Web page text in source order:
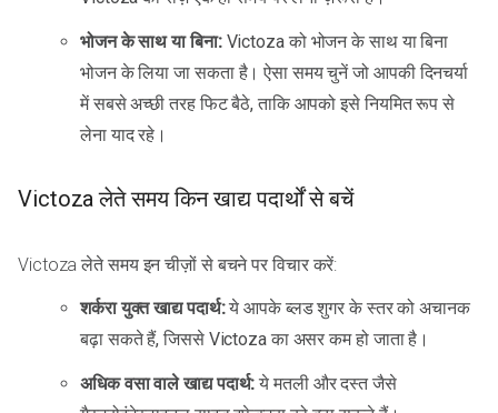
भोजन के साथ या बिना:Victoza को भोजन के साथ या बिना
भोजन के लिया जा सकता है। ऐसा समय चुनें जो आपकी दिनचर्या
में सबसे अच्छी तरह फिट बैठे, ताकि आपको इसे नियमित रूप से
लेना याद रहे।
Victoza लेते समय किन खाद्य पदार्थों से बचें
Victoza लेते समय इन चीज़ों से बचने पर विचार करें:
शर्करा युक्त खाद्य पदार्थ:ये आपके ब्लड शुगर के स्तर को अचानक
बढ़ा सकते हैं, जिससे Victoza का असर कम हो जाता है।
अधिक वसा वाले खाद्य पदार्थ: ये मतली और दस्त जैसे